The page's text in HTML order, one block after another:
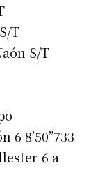
T
S/T
8’50”733
6 a